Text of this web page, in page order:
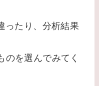
ったり、分析結果
のを選んでみてく